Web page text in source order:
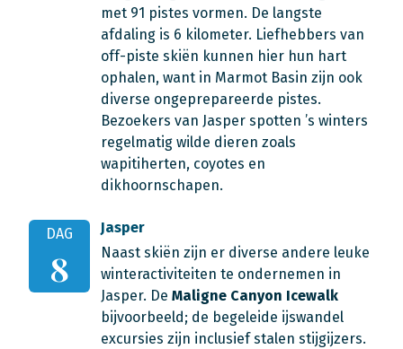
met 91 pistes vormen. De langste
afdaling is 6 kilometer. Liefhebbers van
off-piste skiën kunnen hier hun hart
ophalen, want in Marmot Basin zijn ook
diverse ongeprepareerde pistes.
Bezoekers van Jasper spotten ’s winters
regelmatig wilde dieren zoals
wapitiherten, coyotes en
dikhoornschapen.
DAG
8
Jasper
Naast skiën zijn er diverse andere leuke
winteractiviteiten te ondernemen in
Jasper. De Maligne Canyon Icewalk
bijvoorbeeld; de begeleide ijswandel
excursies zijn inclusief stalen stijgijzers.